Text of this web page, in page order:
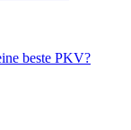
beste PKV?